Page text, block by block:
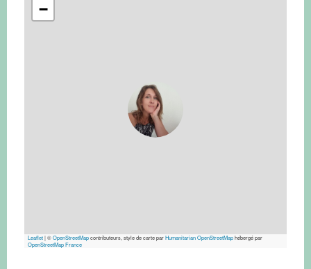
−
Leaflet|©OpenStreetMapcontributeurs, style de carte parHumanitarian OpenStreetMaphébergé par
OpenStreetMap France